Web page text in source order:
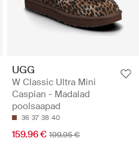
UGG
W Classic Ultra Mini
Caspian - Madalad
poolsaapad
36 37 38 40
159.96 € 199.95 €